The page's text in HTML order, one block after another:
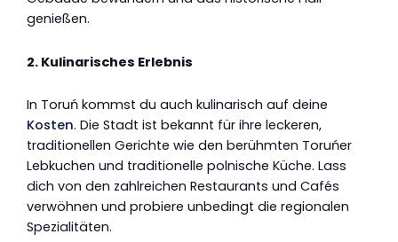
genießen.
2. Kulinarisches Erlebnis
In Toruń kommst du auch kulinarisch auf deine
Kosten. Die Stadt ist bekannt für ihre leckeren,
traditionellen Gerichte wie den berühmten Toruńer
Lebkuchen und traditionelle polnische Küche. Lass
dich von den zahlreichen Restaurants und Cafés
verwöhnen und probiere unbedingt die regionalen
Spezialitäten.